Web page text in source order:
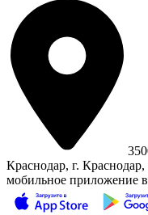
Краснодар, г.
мобильное приложение